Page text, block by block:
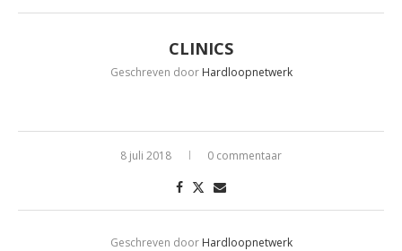
CLINICS
Geschreven door Hardloopnetwerk
8 juli 2018 0 commentaar
Geschreven door Hardloopnetwerk